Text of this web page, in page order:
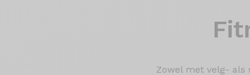
Zowel met velg- als